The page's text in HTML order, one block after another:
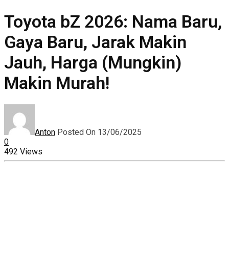
Toyota bZ 2026: Nama Baru,
Gaya Baru, Jarak Makin
Jauh, Harga (Mungkin)
Makin Murah!
Anton Posted On 13/06/2025
0
492 Views